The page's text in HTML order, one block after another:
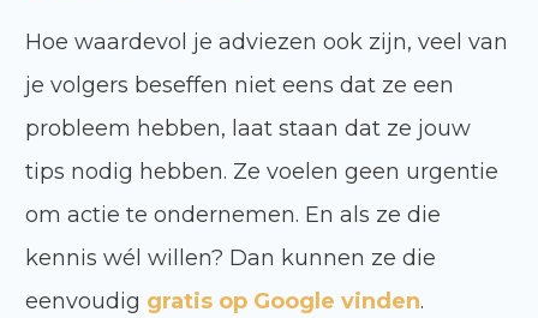
Hoe waardevol je adviezen ook zijn, veel van
je volgers beseffen niet eens dat ze een
probleem hebben, laat staan dat ze jouw
tips nodig hebben. Ze voelen geen urgentie
om actie te ondernemen. En als ze die
kennis wél willen? Dan kunnen ze die
eenvoudig gratis op Google vinden.